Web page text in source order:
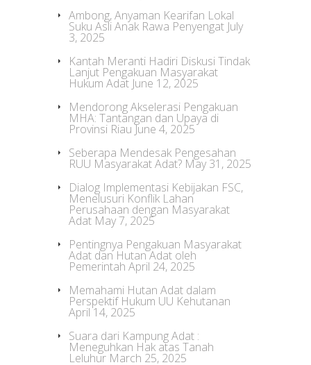
Ambong, Anyaman Kearifan Lokal
Suku Asli Anak Rawa Penyengat July
3, 2025
Kantah Meranti Hadiri Diskusi Tindak
Lanjut Pengakuan Masyarakat
Hukum Adat June 12, 2025
Mendorong Akselerasi Pengakuan
MHA: Tantangan dan Upaya di
Provinsi Riau June 4, 2025
Seberapa Mendesak Pengesahan
RUU Masyarakat Adat? May 31, 2025
Dialog Implementasi Kebijakan FSC,
Menelusuri Konflik Lahan
Perusahaan dengan Masyarakat
Adat May 7, 2025
Pentingnya Pengakuan Masyarakat
Adat dan Hutan Adat oleh
Pemerintah April 24, 2025
Memahami Hutan Adat dalam
Perspektif Hukum UU Kehutanan
April 14, 2025
Suara dari Kampung Adat :
Meneguhkan Hak atas Tanah
Leluhur March 25, 2025